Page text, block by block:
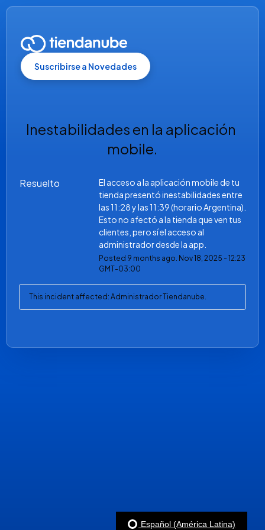
Suscribirse a Novedades
Inestabilidades en la aplicación
mobile.
Resuelto
El acceso a la aplicación mobile de tu
tienda presentó inestabilidades entre
Esto no afectó a la tienda que ven tus
clientes, pero sí el acceso al
administrador desde la app.
Posted 9 months ago. Nov18, 2025 - 12:23
GMT-03:00
This incident affected: Administrador Tiendanube.
Español (América Latina)